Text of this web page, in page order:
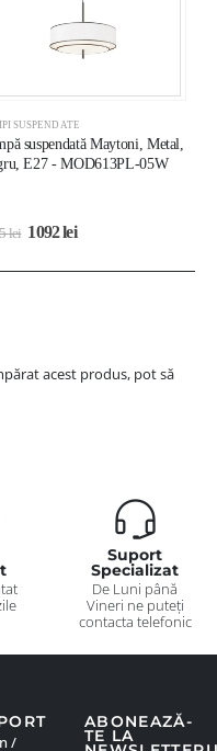
SUSPENDATE
suspendată Maytoni, Metal,
E27 - MOD613PL-05W
lei 1092lei
acest produs, pot să
Suport
Specializat
De Luni până
Vineri ne puteți
contacta telefonic
ABONEAZĂ-
TE LA
/